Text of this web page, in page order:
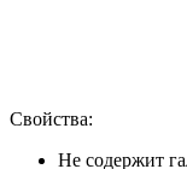
Свойства:
Не содержит